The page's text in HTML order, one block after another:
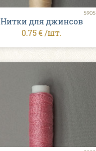
5905
Нитки для джинсов
0.75 € /шт.